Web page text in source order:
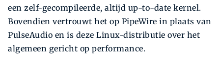
een zelf-gecompileerde, altijd up-to-date kernel.
Bovendien vertrouwt het op PipeWire in plaats van
PulseAudio en is deze Linux-distributie over het
algemeen gericht op performance.